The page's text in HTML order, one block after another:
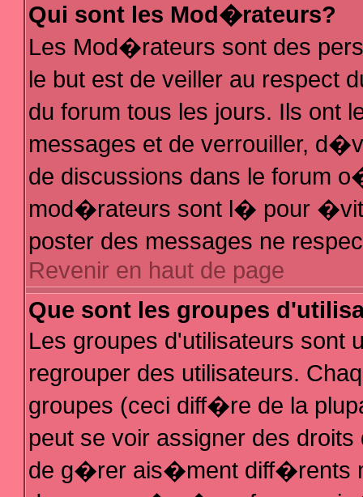
Qui sont les Mod�rateurs?
Les Mod�rateurs sont des
le but est de veiller au respect
du forum tous les jours. Ils ont
messages et de verrouiller,
de discussions dans le forum
mod�rateurs sont l� pour
poster des messages ne
Revenir en haut de page
Que sont les groupes
Les groupes d'utilisateurs sont
regrouper des utilisateurs.
groupes (ceci diff�re de la
peut se voir assigner des
de g�rer ais�ment diff�rents